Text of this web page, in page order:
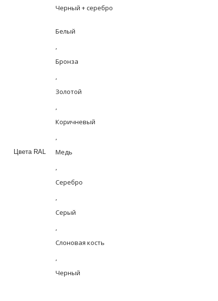
Черный + серебро
Цвета RAL
Белый
,
Бронза
,
Золотой
,
Коричневый
,
Медь
,
Серебро
,
Серый
,
Слоновая кость
,
Черный